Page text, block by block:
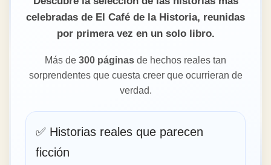
parecen inventadas.
Descubre la selección de las historias más
celebradas de El Café de la Historia, reunidas
por primera vez en un solo libro.
sorprendentes que cuesta creer que ocurrieran de
verdad.